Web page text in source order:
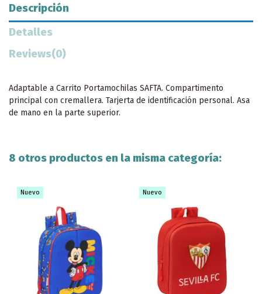
Descripción
Detalles
Reviews(0)
Adaptable a Carrito Portamochilas SAFTA. Compartimento
principal con cremallera. Tarjerta de identificación personal. Asa
de mano en la parte superior.
8 otros productos en la misma categoría:
Nuevo Nuevo